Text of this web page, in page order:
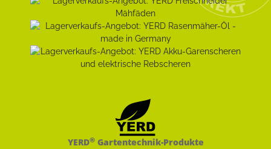
YERD®Gartentechnik-Produkte